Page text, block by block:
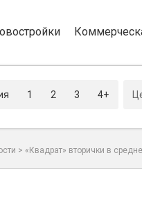
1 2 3 4+
> «Квадрат» вторички в